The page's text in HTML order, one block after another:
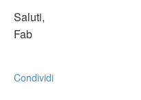
Saluti,
Fab
Condividi